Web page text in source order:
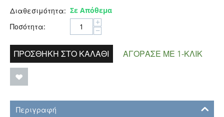
Διαθεσιμότητα: Σε Απόθεμα
Ποσότητα:
+
−
ΠΡΟΣΘΉΚΗ ΣΤΟ ΚΑΛΆΘΙ ΑΓΌΡΑΣΕ ΜΕ 1-ΚΛΙΚ
Περιγραφή